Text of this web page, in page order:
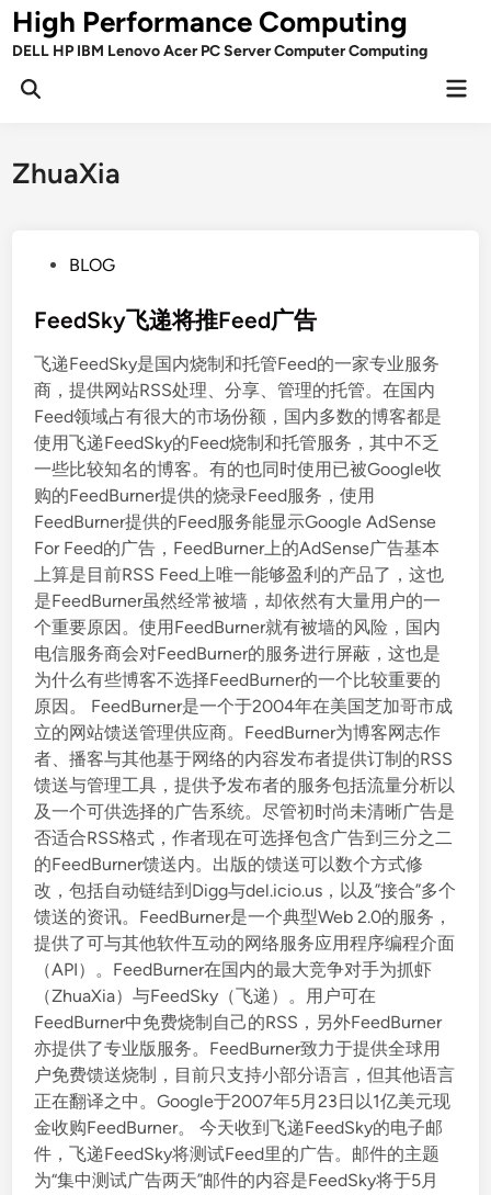
Skip
toHigh Performance Computing
DELL HP IBM Lenovo Acer PC Server Computer Computing
Open
ZhuaXia
s
e
d
i
n
BLOG
FeedSky飞递将推Feed广告
飞递FeedSky是国内烧制和托管Feed的一家专业服务
商，提供网站RSS处理、分享、管理的托管。在国内
Feed领域占有很大的市场份额，国内多数的博客都是
使用飞递FeedSky的Feed烧制和托管服务，其中不乏
一些比较知名的博客。有的也同时使用已被Google收
购的FeedBurner提供的烧录Feed服务，使用
FeedBurner提供的Feed服务能显示Google AdSense
For Feed的广告，FeedBurner上的AdSense广告基本
上算是目前RSS Feed上唯一能够盈利的产品了，这也
是FeedBurner虽然经常被墙，却依然有大量用户的一
个重要原因。使用FeedBurner就有被墙的风险，国内
电信服务商会对FeedBurner的服务进行屏蔽，这也是
为什么有些博客不选择FeedBurner的一个比较重要的
原因。 FeedBurner是一个于2004年在美国芝加哥市成
立的网站馈送管理供应商。FeedBurner为博客网志作
者、播客与其他基于网络的内容发布者提供订制的RSS
馈送与管理工具，提供予发布者的服务包括流量分析以
及一个可供选择的广告系统。尽管初时尚未清晰广告是
否适合RSS格式，作者现在可选择包含广告到三分之二
的FeedBurner馈送内。出版的馈送可以数个方式修
改，包括自动链结到Digg与del.icio.us，以及”接合”多个
馈送的资讯。FeedBurner是一个典型Web 2.0的服务，
提供了可与其他软件互动的网络服务应用程序编程介面
（API）。FeedBurner在国内的最大竞争对手为抓虾
（ZhuaXia）与FeedSky（飞递）。用户可在
FeedBurner中免费烧制自己的RSS，另外FeedBurner
亦提供了专业版服务。FeedBurner致力于提供全球用
户免费馈送烧制，目前只支持小部分语言，但其他语言
正在翻译之中。Google于2007年5月23日以1亿美元现
金收购FeedBurner。 今天收到飞递FeedSky的电子邮
件，飞递FeedSky将测试Feed里的广告。邮件的主题
为“集中测试广告两天”邮件的内容是FeedSky将于5月